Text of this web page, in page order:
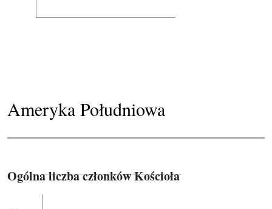
Ameryka Południowa
Ogólna liczba członków Kościoła